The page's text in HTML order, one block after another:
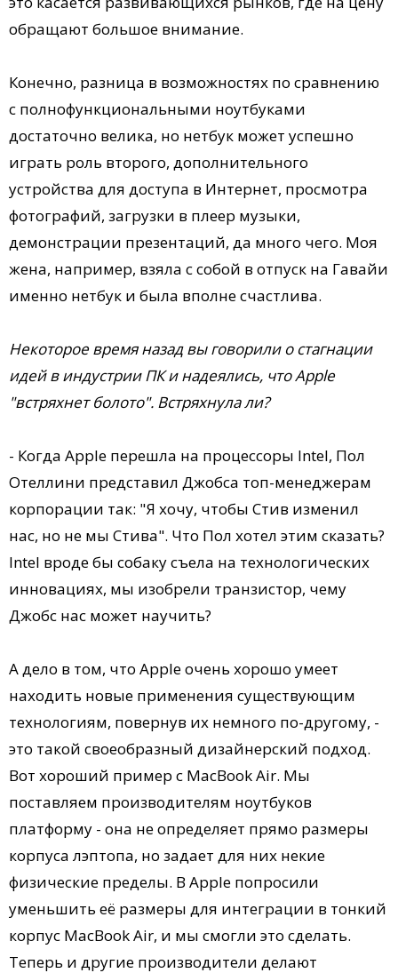
обращают большое внимание.
Конечно, разница в возможностях по сравнению
с полнофункциональными ноутбуками
достаточно велика, но нетбук может успешно
играть роль второго, дополнительного
устройства для доступа в Интернет, просмотра
фотографий, загрузки в плеер музыки,
демонстрации презентаций, да много чего. Моя
жена, например, взяла с собой в отпуск на Гавайи
именно нетбук и была вполне счастлива.
Некоторое время назад вы говорили о стагнации
идей в индустрии ПК и надеялись, что Apple
"встряхнет болото". Встряхнула ли?
- Когда Apple перешла на процессоры Intel, Пол
Отеллини представил Джобса топ-менеджерам
корпорации так: "Я хочу, чтобы Стив изменил
нас, но не мы Стива". Что Пол хотел этим сказать?
Intel вроде бы собаку съела на технологических
инновациях, мы изобрели транзистор, чему
Джобс нас может научить?
А дело в том, что Apple очень хорошо умеет
находить новые применения существующим
технологиям, повернув их немного по-другому, -
это такой своеобразный дизайнерский подход.
Вот хороший пример c MacBook Air. Мы
поставляем производителям ноутбуков
платформу - она не определяет прямо размеры
корпуса лэптопа, но задает для них некие
физические пределы. В Apple попросили
уменьшить её размеры для интеграции в тонкий
корпус MacBook Air, и мы смогли это сделать.
Теперь и другие производители делают